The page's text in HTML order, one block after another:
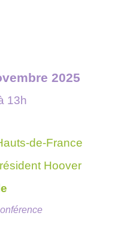
2025
13h
de-France
Hoover